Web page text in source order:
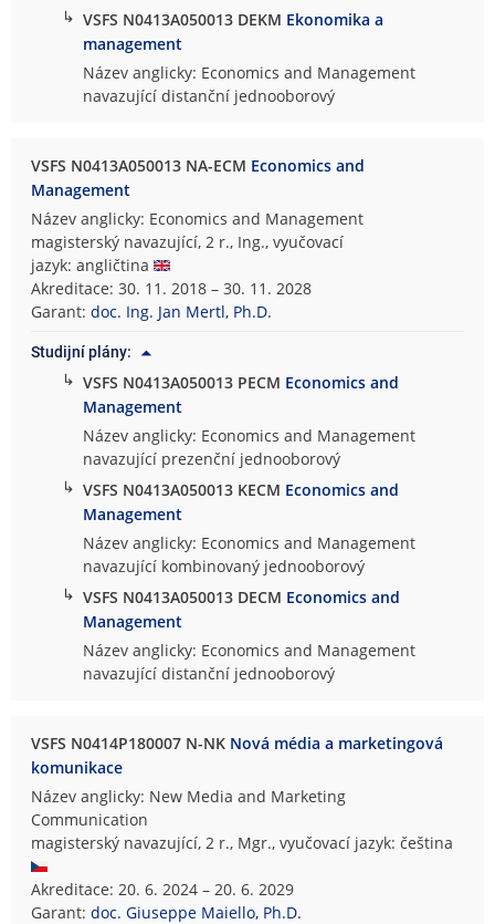
↳ VSFS N0413A050013 DEKM Ekonomika a
management
Název anglicky: Economics and Management
navazující distanční jednooborový
VSFS N0413A050013 NA-ECM Economics and
Management
Název anglicky: Economics and Management
magisterský navazující, 2 r., Ing., vyučovací
jazyk: angličtina
Akreditace: 30. 11. 2018 – 30. 11. 2028
Garant:doc. Ing. Jan Mertl, Ph.D.
Studijní plány:
↳ VSFS N0413A050013 PECM Economics and
Management
Název anglicky: Economics and Management
navazující prezenční jednooborový
↳ VSFS N0413A050013 KECM Economics and
Management
Název anglicky: Economics and Management
navazující kombinovaný jednooborový
↳ VSFS N0413A050013 DECM Economics and
Management
Název anglicky: Economics and Management
navazující distanční jednooborový
VSFS N0414P180007 N-NK Nová média a marketingová
komunikace
Název anglicky: New Media and Marketing
Communication
magisterský navazující, 2 r., Mgr., vyučovací jazyk: čeština
Akreditace: 20. 6. 2024 – 20. 6. 2029
Garant:doc. Giuseppe Maiello, Ph.D.